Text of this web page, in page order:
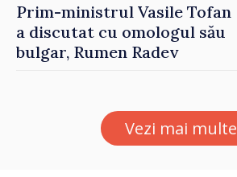
Prim-ministrul Vasile Tofan
a discutat cu omologul său
bulgar, Rumen Radev
Vezi mai multe